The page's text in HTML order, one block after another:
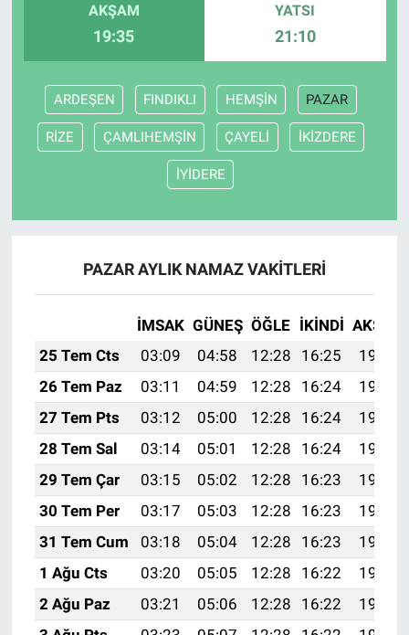
AKŞAM
19:35
YATSI
21:10
ARDEŞEN FINDIKLI HEMŞİN PAZAR
RİZE ÇAMLIHEMŞİN ÇAYELİ İKİZDERE
İYİDERE
PAZAR AYLIK NAMAZ VAKITLERI
İMSAK GÜNEŞ ÖĞLE İKINDI AKŞAM
25 Tem Cts
03:09 04:58 12:28 16:25
19:48
26 Tem Paz
03:11 04:59 12:28 16:24
19:47
27 Tem Pts
03:12 05:00 12:28 16:24
19:46
28 Tem Sal
03:14 05:01 12:28 16:24
19:45
29 Tem Çar
03:15 05:02 12:28 16:23
19:44
30 Tem Per
03:17 05:03 12:28 16:23
19:43
31 Tem Cum
03:18 05:04 12:28 16:23
19:42
1 Ağu Cts
03:20 05:05 12:28 16:22
19:41
2 Ağu Paz
03:21 05:06 12:28 16:22
19:40